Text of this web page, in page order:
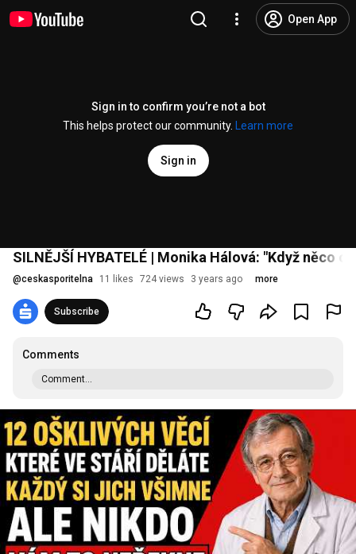
Open App
Sign in to confirm you’re not a bot
This helps protect our community.
Learn more
Sign in
SILNĚJŠÍ HYBATELÉ | Monika Hálová: "Když něco
@ceskasporitelna 11 likes 724 views 3 years ago more
Subscribe
Comments
Comment...